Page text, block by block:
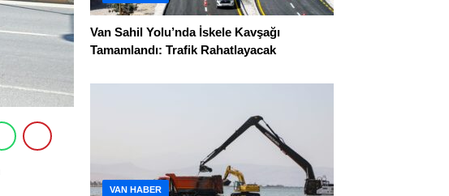
Van Sahil Yolu’nda İskele Kavşağı
Tamamlandı: Trafik Rahatlayacak
VAN HABER